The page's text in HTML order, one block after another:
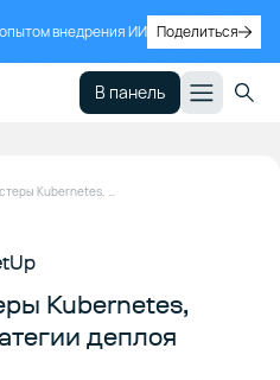
внедрения ИИ Поделиться
В панель
Гибридные кластеры Kubernetes, observability и стратегии деплоя
Kubernetes,
деплоя